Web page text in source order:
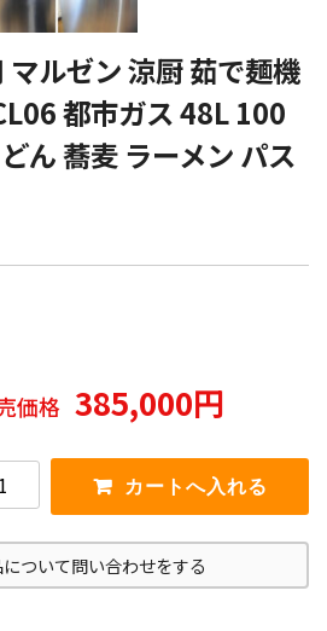
マルゼン 涼厨 茹で麺機
都市ガス 48L 100
ん 蕎麦 ラーメン パス
価格 385,000円
ついて問い合わせをする